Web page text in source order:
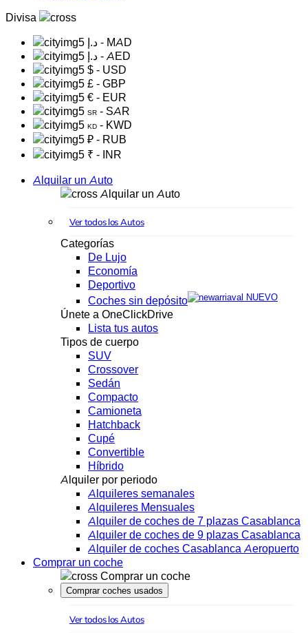
Divisa
د.إ - MAD
د.إ - AED
$ - USD
£ - GBP
€ - EUR
SR - SAR
KD - KWD
₽ - RUB
₹ - INR
Alquilar un Auto
Alquilar un Auto
Ver todos los Autos
Categorías
De Lujo
Economía
Deportivo
Coches sin depósito
NUEVO
Únete a OneClickDrive
Lista tus autos
Tipos de cuerpo
SUV
Crossover
Sedán
Compacto
Camioneta
Hatchback
Cupé
Convertible
Híbrido
Alquiler por periodo
Alquileres semanales
Alquileres Mensuales
Alquiler de coches de 7 plazas Casablanca
Alquiler de coches de 9 plazas Casablanca
Alquiler de coches Casablanca Aeropuerto
Comprar un coche
Comprar un coche
Comprar coches usados
Ver todos los Autos